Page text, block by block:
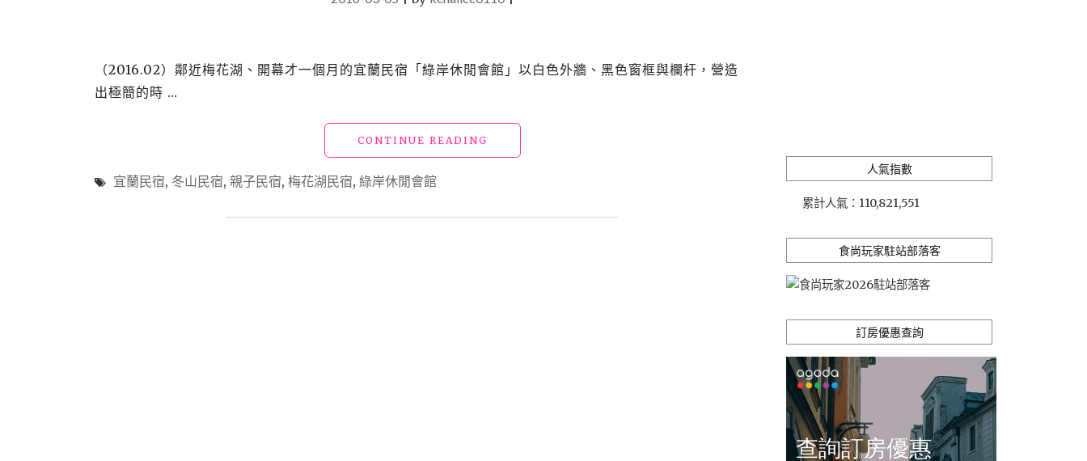
（2016.02）鄰近梅花湖、開幕才一個月的宜蘭民宿「綠岸休閒會館」以白色外牆、黑色窗框與欄杆，營造
出極簡的時 …
CONTINUE READING
宜
宜蘭民宿, 冬山民宿, 親子民宿, 梅花湖民宿, 綠岸休閒會館
人氣指數
累計人氣： 110,821,551
食尚玩家駐站部落客
訂房優惠查詢